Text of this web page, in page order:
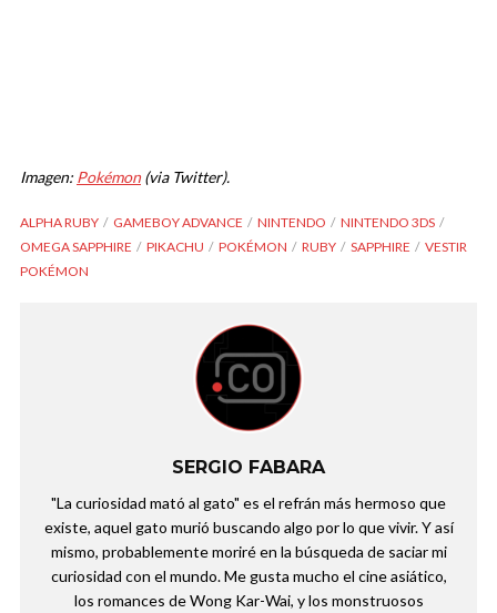
Imagen: Pokémon(via Twitter).
ALPHA RUBY GAMEBOY ADVANCE NINTENDO
NINTENDO 3DS
OMEGA SAPPHIRE
PIKACHU POKÉMON RUBY SAPPHIRE
VESTIR
POKÉMON
SERGIO FABARA
"La curiosidad mató al gato" es el refrán más hermoso que
existe, aquel gato murió buscando algo por lo que vivir. Y así
mismo, probablemente moriré en la búsqueda de saciar mi
curiosidad con el mundo. Me gusta mucho el cine asiático,
los romances de Wong Kar-Wai, y los monstruosos